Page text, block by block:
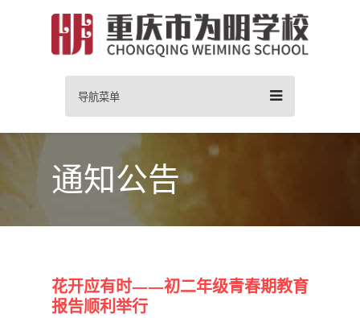
导航菜单
通知公告
花开应有时——初二年级青春期教育
报告顺利举行